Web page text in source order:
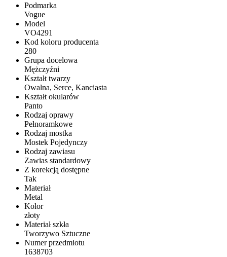
Podmarka
Vogue
Model
VO4291
Kod koloru producenta
280
Grupa docelowa
Mężczyźni
Kształt twarzy
Owalna, Serce, Kanciasta
Kształt okularów
Panto
Rodzaj oprawy
Pełnoramkowe
Rodzaj mostka
Mostek Pojedynczy
Rodzaj zawiasu
Zawias standardowy
Z korekcją dostępne
Tak
Materiał
Metal
Kolor
złoty
Materiał szkła
Tworzywo Sztuczne
Numer przedmiotu
1638703